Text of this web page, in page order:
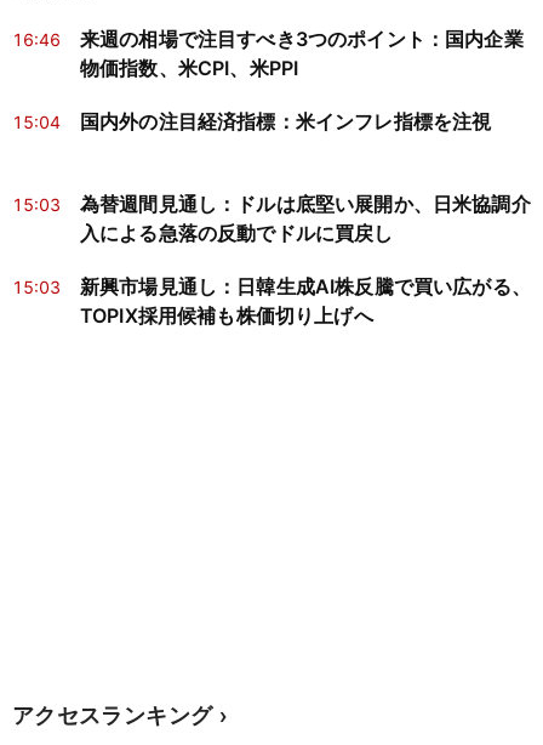
16:46
来週の相場で注目すべき3つのポイント：国内企業
物価指数、米CPI、米PPI
15:04 国内外の注目経済指標：米インフレ指標を注視
15:03
為替週間見通し：ドルは底堅い展開か、日米協調介
入による急落の反動でドルに買戻し
15:03
新興市場見通し：日韓生成AI株反騰で買い広がる、
TOPIX採用候補も株価切り上げへ
アクセスランキング